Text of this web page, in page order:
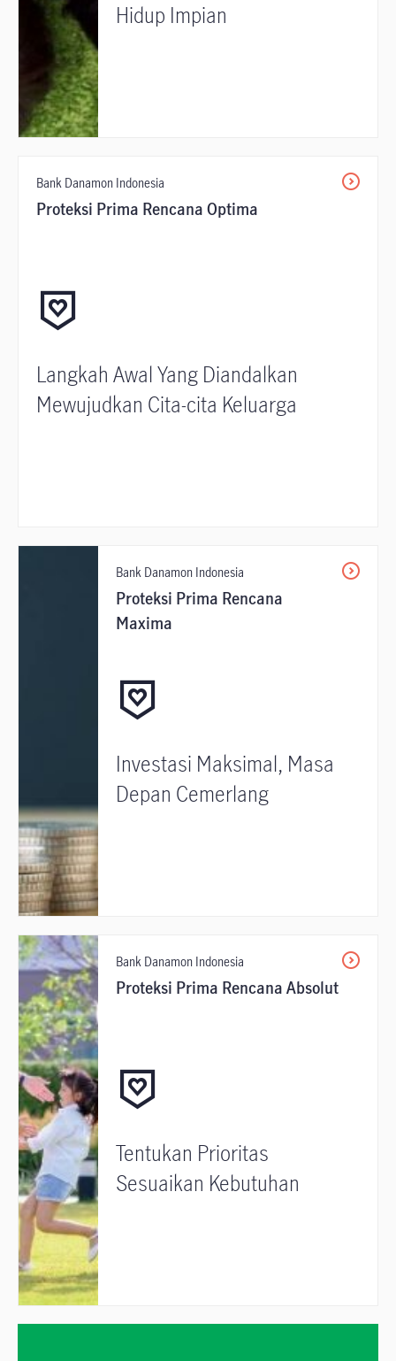
Hidup Impian
Bank Danamon Indonesia
Proteksi Prima Rencana Optima
Langkah Awal Yang Diandalkan
Mewujudkan Cita-cita Keluarga
Bank Danamon Indonesia
Proteksi Prima Rencana
Maxima
Investasi Maksimal, Masa
Depan Cemerlang
Bank Danamon Indonesia
Proteksi Prima Rencana Absolut
Tentukan Prioritas
Sesuaikan Kebutuhan